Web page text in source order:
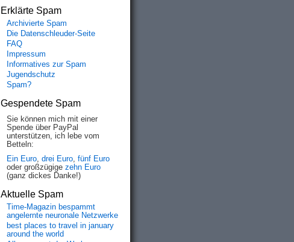
Erklärte Spam
Archivierte Spam
Die Datenschleuder-Seite
FAQ
Impressum
Informatives zur Spam
Jugendschutz
Spam?
Gespendete Spam
Sie können mich mit einer
Spende über PayPal
unterstützen, ich lebe vom
Betteln:
Ein Euro, drei Euro, fünf Euro
oder großzügige zehn Euro
(ganz dickes Danke!)
Aktuelle Spam
Time-Magazin bespammt
angelernte neuronale Netzwerke
best places to travel in january
around the world